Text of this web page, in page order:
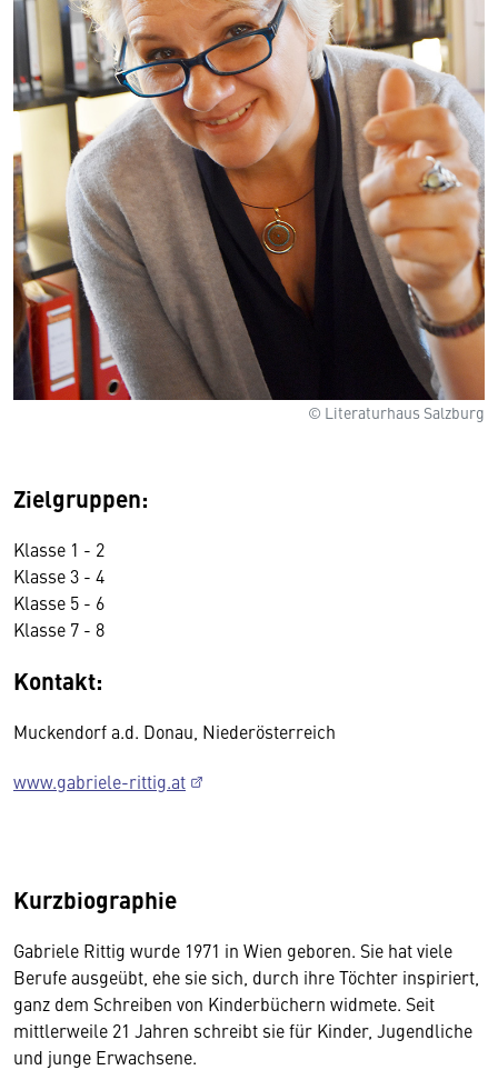
© Literaturhaus Salzburg
Zielgruppen:
Klasse 1 - 2
Klasse 3 - 4
Klasse 5 - 6
Klasse 7 - 8
Kontakt:
Muckendorf a.d. Donau, Niederösterreich
www.gabriele-rittig.at
Kurzbiographie
Gabriele Rittig wurde 1971 in Wien geboren. Sie hat viele
Berufe ausgeübt, ehe sie sich, durch ihre Töchter inspiriert,
ganz dem Schreiben von Kinderbüchern widmete. Seit
mittlerweile 21 Jahren schreibt sie für Kinder, Jugendliche
und junge Erwachsene.